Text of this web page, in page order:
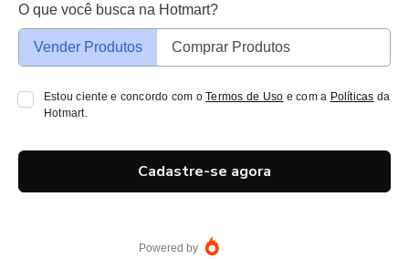
O que você busca na Hotmart?
Vender Produtos Comprar Produtos
Estou ciente e concordo com oTermos de Uso e com a Políticas da
Hotmart.
Cadastre-se agora
Powered by